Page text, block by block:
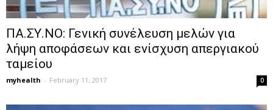
ΠΑ.ΣΥ.ΝΟ: Γενική συνέλευση μελών για
λήψη αποφάσεων και ενίσχυση απεργιακού
ταμείου
myhealth - February 11, 2017 0